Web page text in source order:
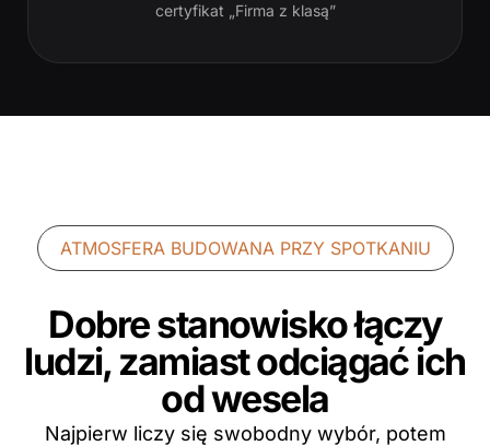
certyfikat „Firma z klasą”
ATMOSFERA BUDOWANA PRZY SPOTKANIU
Dobre stanowisko łączy
ludzi, zamiast odciągać ich
od wesela
Najpierw liczy się swobodny wybór, potem